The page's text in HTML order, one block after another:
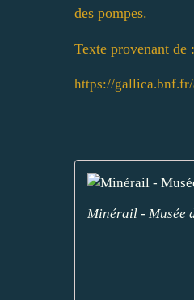
des pompes.
Texte provenant de :
https://
Minérail - Musée